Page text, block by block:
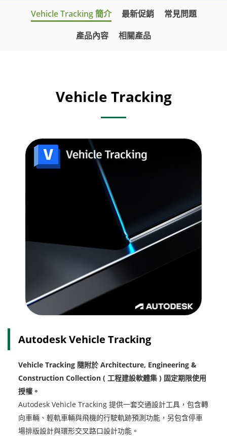
Vehicle Tracking 簡介 最新促銷
常見問題
產品內容
相關產品
Vehicle Tracking
Autodesk Vehicle Tracking
Vehicle Tracking 隨附於 Architecture, Engineering &
Construction Collection ( 工程建設軟體集 ) 固定期限使用
授權。
Autodesk Vehicle Tracking 提供一套交通設計工具，包含轉
向車輛、輕軌車輛與飛機的行駛軌跡預測功能，另包含停車
場排版設計與環形交叉路口設計功能。